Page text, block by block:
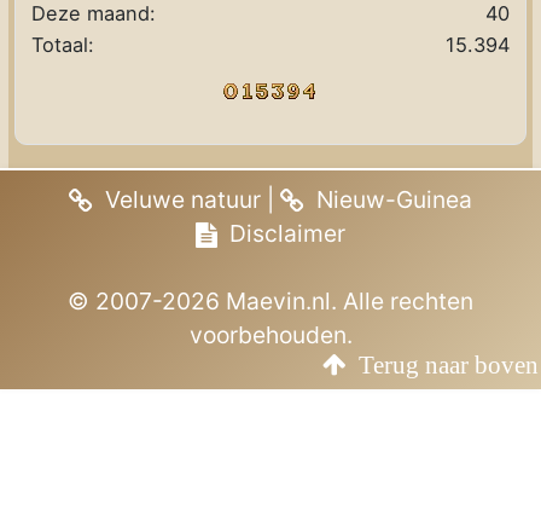
Deze maand:
40
Totaal:
15.394
Veluwe natuur
Nieuw-Guinea
Disclaimer
© 2007-2026 Maevin.nl. Alle rechten
voorbehouden.
Terug naar boven